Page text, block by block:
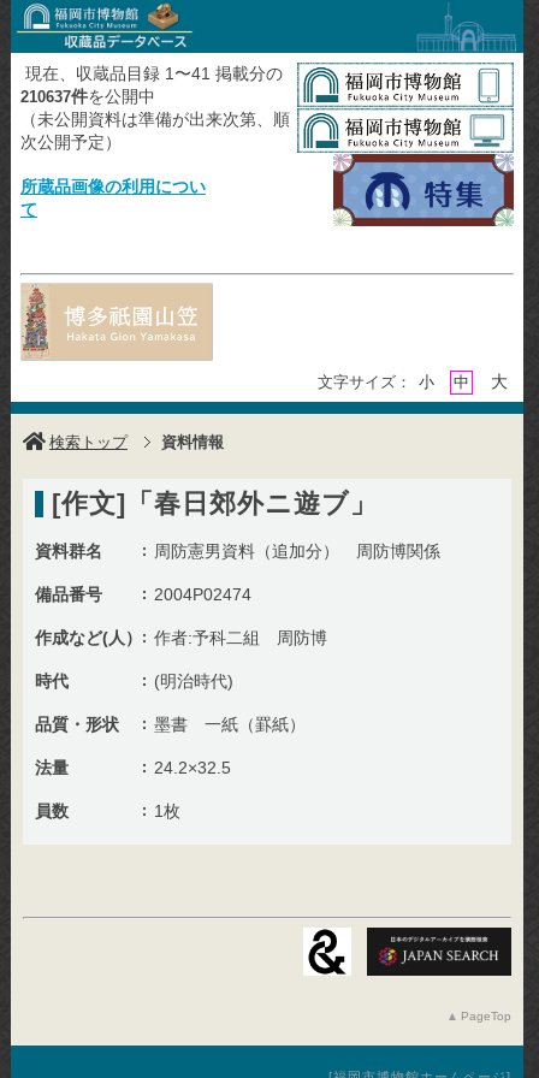
現在、収蔵品目録 1〜41 掲載分の
210637件を公開中
（未公開資料は準備が出来次第、順
次公開予定）
所蔵品画像の利用につい
て
文字サイズ： 小 中 大
検索トップ 資料情報
[作文]「春日郊外ニ遊ブ」
資料群名 周防憲男資料（追加分） 周防博関係
備品番号 2004P02474
作成など(人） 作者:予科二組 周防博
時代 (明治時代)
品質・形状 墨書 一紙（罫紙）
法量 24.2×32.5
員数 1枚
PageTop